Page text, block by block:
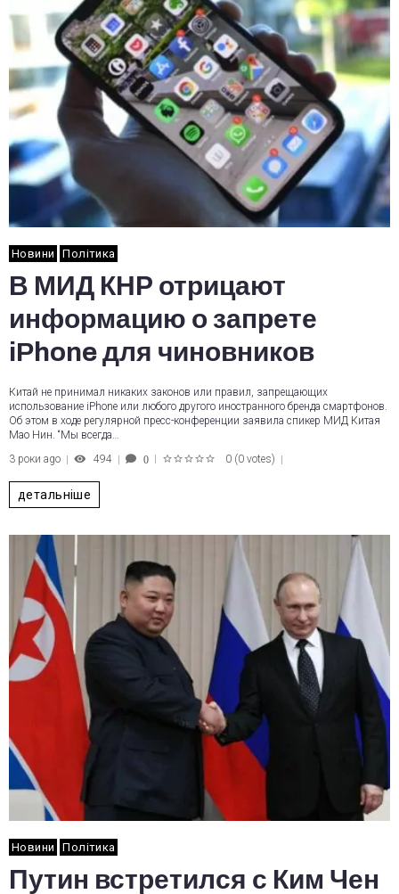
Новини Політика
В МИД КНР отрицают
информацию о запрете
iPhone для чиновников
Китай не принимал никаких законов или правил, запрещающих
использование iPhone или любого другого иностранного бренда смартфонов.
Об этом в ходе регулярной пресс-конференции заявила спикер МИД Китая
Мао Нин. “Мы всегда…
3 роки ago
494 0 0 (0 votes)
детальніше
Новини Політика
Путин встретился с Ким Чен